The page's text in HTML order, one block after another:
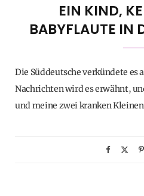
EIN KIND,
BABYFLAUTE IN
Die Süddeutsche verkündete es
Nachrichten wird es erwähnt,
und meine zwei kranken